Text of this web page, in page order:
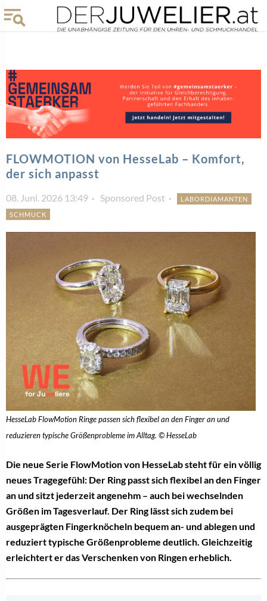
FLOWMOTION von HesseLab – Komfort,
der sich anpasst
08. Juni. 2026 13:49 Sponsored Post
LABORDIAMANTEN
SCHMUCK
HesseLab FlowMotion Ringe passen sich flexibel an den Finger an und
reduzieren typische Größenprobleme im Alltag. © HesseLab
Die neue Serie FlowMotion von HesseLab steht für ein völlig
neues Tragegefühl: Der Ring passt sich flexibel an den Finger
an und sitzt jederzeit angenehm – auch bei wechselnden
Größen im Tagesverlauf. Der Ring lässt sich zudem bei
ausgeprägten Fingerknöcheln bequem an- und ablegen und
reduziert typische Größenprobleme deutlich. Gleichzeitig
erleichtert er das Verschenken von Ringen erheblich.